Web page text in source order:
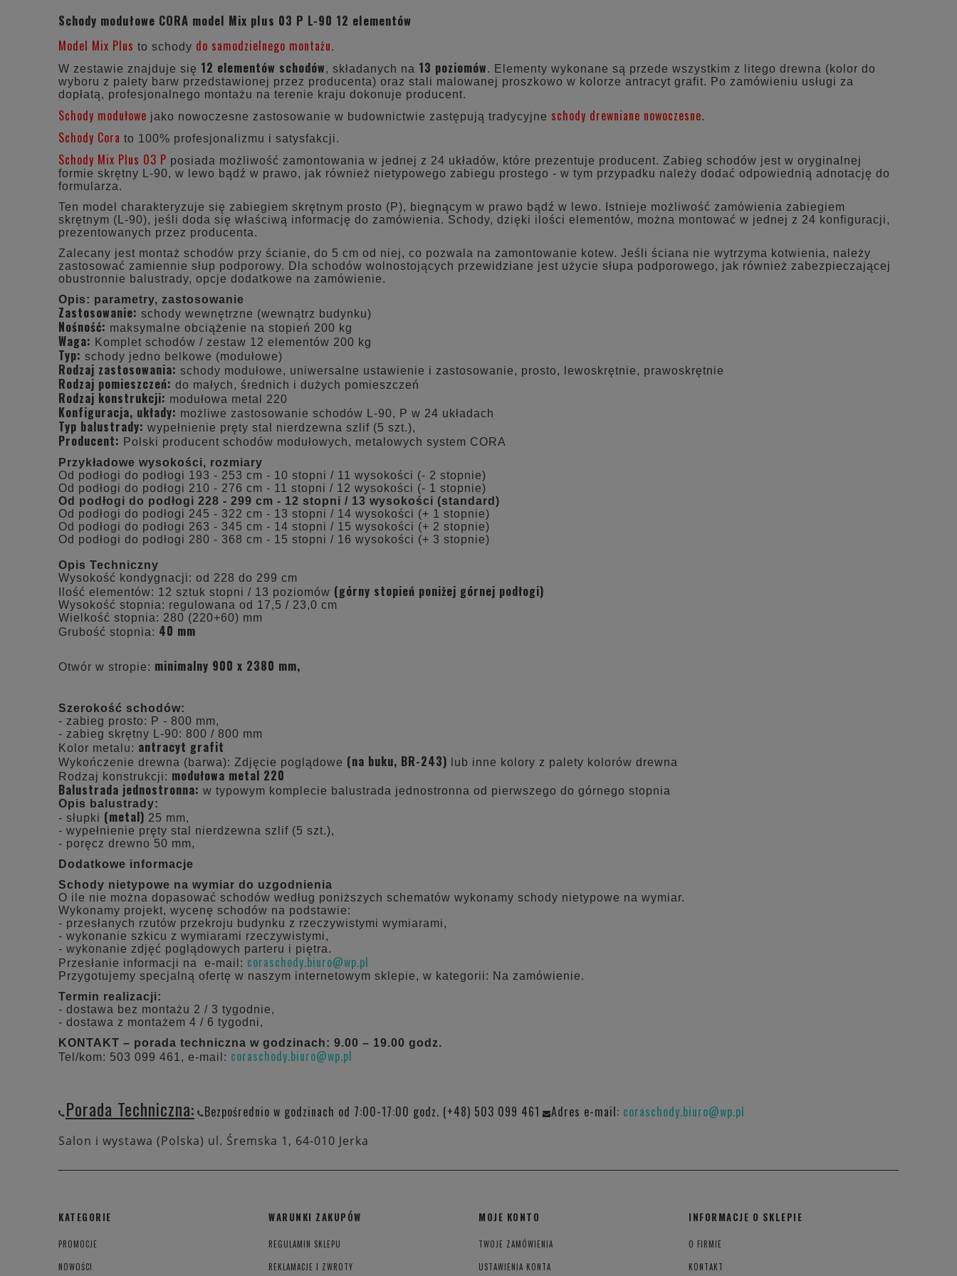
Schody modułowe CORA model Mix plus 03 P L-90 12 elementów
Model Mix Plus to schody do samodzielnego montażu.
W zestawie znajduje się 12 elementów schodów, składanych na 13 poziomów. Elementy wykonane są przede wszystkim z litego drewna (kolor do
wyboru z palety barw przedstawionej przez producenta) oraz stali malowanej proszkowo w kolorze antracyt grafit. Po zamówieniu usługi za
dopłatą, profesjonalnego montażu na terenie kraju dokonuje producent.
Schody modułowe jako nowoczesne zastosowanie w budownictwie zastępują tradycyjne schody drewniane nowoczesne.
Schody Cora to 100% profesjonalizmu i satysfakcji.
Schody Mix Plus 03 P posiada możliwość zamontowania w jednej z 24 układów, które prezentuje producent. Zabieg schodów jest w oryginalnej
formie skrętny L-90, w lewo bądź w prawo, jak również nietypowego zabiegu prostego - w tym przypadku należy dodać odpowiednią adnotację do
formularza.
Ten model charakteryzuje się zabiegiem skrętnym prosto (P), biegnącym w prawo bądź w lewo. Istnieje możliwość zamówienia zabiegiem
skrętnym (L-90), jeśli doda się właściwą informację do zamówienia. Schody, dzięki ilości elementów, można montować w jednej z 24 konfiguracji,
prezentowanych przez producenta.
Zalecany jest montaż schodów przy ścianie, do 5 cm od niej, co pozwala na zamontowanie kotew. Jeśli ściana nie wytrzyma kotwienia, należy
zastosować zamiennie słup podporowy. Dla schodów wolnostojących przewidziane jest użycie słupa podporowego, jak również zabezpieczającej
obustronnie balustrady, opcje dodatkowe na zamówienie.
Opis: parametry, zastosowanie
Zastosowanie: schody wewnętrzne (wewnątrz budynku)
Nośność: maksymalne obciążenie na stopień 200 kg
Waga: Komplet schodów / zestaw 12 elementów 200 kg
Typ: schody jedno belkowe (modułowe)
Rodzaj zastosowania: schody modułowe, uniwersalne ustawienie i zastosowanie, prosto, lewoskrętnie, prawoskrętnie
Rodzaj pomieszczeń: do małych, średnich i dużych pomieszczeń
Rodzaj konstrukcji: modułowa metal 220
Konfiguracja, układy: możliwe zastosowanie schodów L-90, P w 24 układach
Typ balustrady: wypełnienie pręty stal nierdzewna szlif (5 szt.),
Producent: Polski producent schodów modułowych, metalowych system CORA
Przykładowe wysokości, rozmiary
Od podłogi do podłogi 193 - 253 cm - 10 stopni / 11 wysokości (- 2 stopnie)
Od podłogi do podłogi 210 - 276 cm - 11 stopni / 12 wysokości (- 1 stopnie)
Od podłogi do podłogi 228 - 299 cm - 12 stopni / 13 wysokości (standard)
Od podłogi do podłogi 245 - 322 cm - 13 stopni / 14 wysokości (+ 1 stopnie)
Od podłogi do podłogi 263 - 345 cm - 14 stopni / 15 wysokości (+ 2 stopnie)
Od podłogi do podłogi 280 - 368 cm - 15 stopni / 16 wysokości (+ 3 stopnie)
Opis Techniczny
Wysokość kondygnacji: od 228 do 299 cm
Ilość elementów: 12 sztuk stopni / 13 poziomów (górny stopień poniżej górnej podłogi)
Wysokość stopnia: regulowana od 17,5 / 23,0 cm
Wielkość stopnia: 280 (220+60) mm
Grubość stopnia: 40 mm
Otwór w stropie: minimalny 900 x 2380 mm,
Szerokość schodów:
- zabieg prosto: P - 800 mm,
- zabieg skrętny L-90: 800 / 800 mm
Kolor metalu: antracyt grafit
Wykończenie drewna (barwa): Zdjęcie poglądowe (na buku, BR-243) lub inne kolory z palety kolorów drewna
Rodzaj konstrukcji: modułowa metal 220
Balustrada jednostronna: w typowym komplecie balustrada jednostronna od pierwszego do górnego stopnia
Opis balustrady:
- słupki (metal) 25 mm,
- wypełnienie pręty stal nierdzewna szlif (5 szt.),
- poręcz drewno 50 mm,
Dodatkowe informacje
Schody nietypowe na wymiar do uzgodnienia
O ile nie można dopasować schodów według poniższych schematów wykonamy schody nietypowe na wymiar.
Wykonamy projekt, wycenę schodów na podstawie:
- przesłanych rzutów przekroju budynku z rzeczywistymi wymiarami,
- wykonanie szkicu z wymiarami rzeczywistymi,
- wykonanie zdjęć poglądowych parteru i piętra.
Przesłanie informacji na e-mail: coraschody.biuro@wp.pl
Przygotujemy specjalną ofertę w naszym internetowym sklepie, w kategorii: Na zamówienie.
Termin realizacji:
- dostawa bez montażu 2 / 3 tygodnie,
- dostawa z montażem 4 / 6 tygodni,
KONTAKT – porada techniczna w godzinach: 9.00 – 19.00 godz.
Tel/kom: 503 099 461, e-mail: coraschody.biuro@wp.pl
Porada Techniczna: Bezpośrednio w godzinach od 7:00-17:00 godz. (+48) 503 099 461 Adres e-mail: coraschody.biuro@wp.pl
Salon i wystawa (Polska) ul. Śremska 1, 64-010 Jerka
KATEGORIE
PROMOCJE
NOWOŚCI
WARUNKI ZAKUPÓW
REGULAMIN SKLEPU
REKLAMACJE I ZWROTY
MOJE KONTO
TWOJE ZAMÓWIENIA
USTAWIENIA KONTA
INFORMACJE O SKLEPIE
O FIRMIE
KONTAKT